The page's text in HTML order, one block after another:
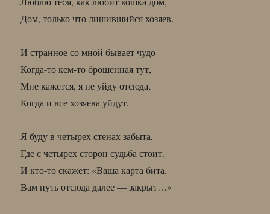
Дом, только что лишившийся хозяев.
И странное со мной бывает чудо —
Когда-то кем-то брошенная тут,
Мне кажется, я не уйду отсюда,
Когда и все хозяева уйдут.
Я буду в четырех стенах забыта,
Где с четырех сторон судьба стоит.
И кто-то скажет: «Ваша карта бита.
Вам путь отсюда далее — закрыт…»